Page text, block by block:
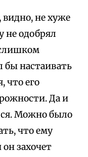
видно, не хуже
не одобрял
бы настаивать
что его
Да и
Можно было
что ему
захочет